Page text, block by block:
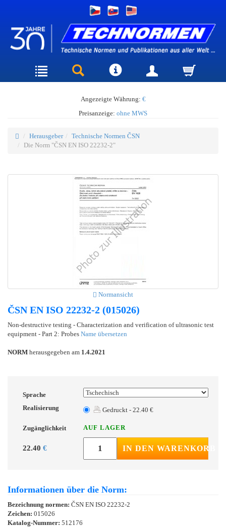
Angezeigte Währung: €
Preisanzeige: ohne MWS
Herausgeber
Technische Normen ČSN
Die Norm "ČSN EN ISO 22232-2"
Normansicht
ČSN EN ISO 22232-2 (015026)
Non-destructive testing - Characterization and verification of ultrasonic test
equipment - Part 2: Probes Name übersetzen
NORM herausgegeben am 1.4.2021
Sprache
Realisierung
Gedruckt - 22.40 €
Zugänglichkeit AUF LAGER
22.40 € IN DEN WARENKORB
Informationen über die Norm:
Bezeichnung normen: ČSN EN ISO 22232-2
Zeichen: 015026
Katalog-Nummer: 512176